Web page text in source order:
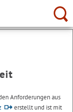
Anforderungen aus
erstellt und ist mit